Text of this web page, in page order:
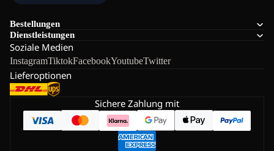
Bestellungen
Dienstleistungen
Soziale Medien
InstagramTiktokFacebookYoutubeTwitter
Lieferoptionen
Sichere Zahlung mit